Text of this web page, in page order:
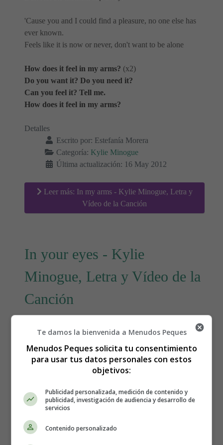
'Cause you and I could find a pleasure, no one else has
ever known.
Feels like it is now or never, don't want to be alone
How does it feel in my arms? (x2)
Do you want it? Do you need it?
Can you feel it? Tell me.
How does it feel in my arms?
Detalles
Escrito por: Estefanía Morera
Categoría: Kylie Minogue
Última actualización: 16 May 2012
Leer más: In my arms - Kylie Minogue, Letra y
Vídeo de la Canción
In your eyes - Kylie
Minogue, Letra y Vídeo de la
Canción
Letra y Vídeo de la canción
In your eyes, de Kylie
What on earth am I meant to do
In this crowded place there is only you
Was gonna to leave now I have to stay
You have taken my breath away
Te damos la bienvenida a Menudos Peques
Menudos Peques solicita tu consentimiento
para usar tus datos personales con estos
objetivos:
Publicidad personalizada, medición de contenido y
publicidad, investigación de audiencia y desarrollo de
servicios
Contenido personalizado